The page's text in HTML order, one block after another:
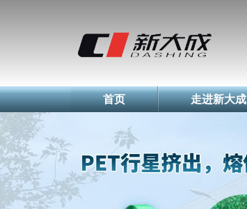
简体中文EnglishРусский
首页 走进新大成